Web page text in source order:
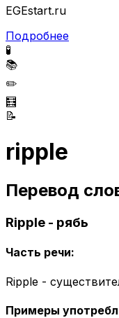
EGEstart.ru
Подробнее
🧪
📚
✏️
🧮
📝
ripple
Перевод
Ripple - рябь
Часть речи:
Ripple -
Примеры